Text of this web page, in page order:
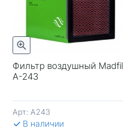
Фильтр воздушный Madfil
A-243
Арт: A243
В наличии
КОРЗИНУ